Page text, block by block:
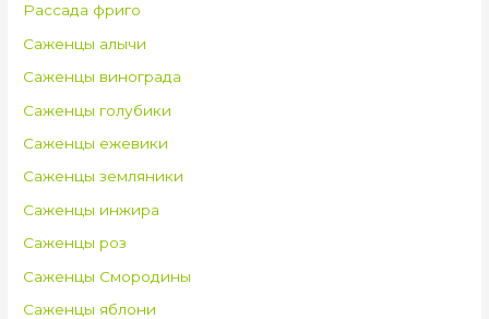
Рассада фриго
Саженцы алычи
Саженцы винограда
Саженцы голубики
Саженцы ежевики
Саженцы земляники
Саженцы инжира
Саженцы роз
Саженцы Смородины
Саженцы яблони